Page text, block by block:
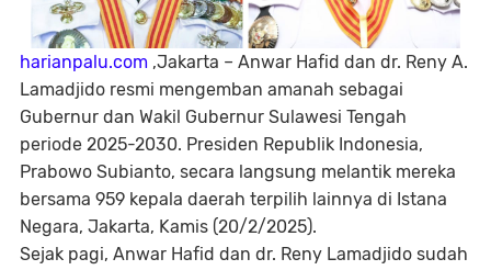
harianpalu.com ,Jakarta – Anwar Hafid dan dr. Reny A.
Lamadjido resmi mengemban amanah sebagai
Gubernur dan Wakil Gubernur Sulawesi Tengah
periode 2025-2030. Presiden Republik Indonesia,
Prabowo Subianto, secara langsung melantik mereka
bersama 959 kepala daerah terpilih lainnya di Istana
Negara, Jakarta, Kamis (20/2/2025).
Sejak pagi, Anwar Hafid dan dr. Reny Lamadjido sudah